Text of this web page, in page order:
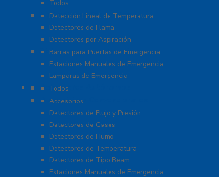
Todos
Aplicaciones Especiales
Detección Lineal de Temperatura
Detectores de Flama
Detectores por Aspiración
Sistemas de Emergencia
Barras para Puertas de Emergencia
Estaciones Manuales de Emergencia
Lámparas de Emergencia
Detectores Autónomos
Todos
Dispositivos Convencionales
Accesorios
Detectores de Flujo y Presión
Detectores de Gases
Detectores de Humo
Detectores de Temperatura
Detectores de Tipo Beam
Estaciones Manuales de Emergencia